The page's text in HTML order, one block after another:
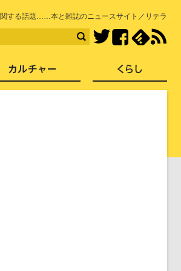
する話題……本と雑誌のニュースサイト／リテラ
TwitterFacebook
社会